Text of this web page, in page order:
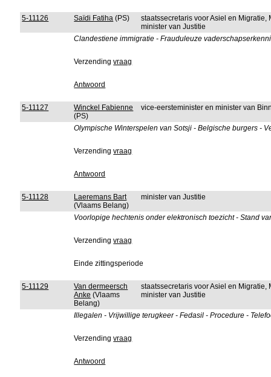
5-11126 Saïdi Fatiha (PS)
staatssecretaris voor Asiel en
minister van Justitie
Clandestiene immigratie - Frauduleuze
Verzendingvraag
Antwoord
5-11127
Winckel Fabienne
(PS)
vice-eersteminister en minister van
Olympische Winterspelen van Sotsji - Belgische burgers -
Verzendingvraag
Antwoord
5-11128
Laeremans Bart
(Vlaams Belang)
minister van Justitie
Voorlopige hechtenis onder elektronisch toezicht - Stand
Verzendingvraag
Einde zittingsperiode
5-11129
Van dermeersch
Anke (Vlaams
Belang)
staatssecretaris voor Asiel en
minister van Justitie
Illegalen - Vrijwillige terugkeer - Fedasil - Procedure -
Verzendingvraag
Antwoord